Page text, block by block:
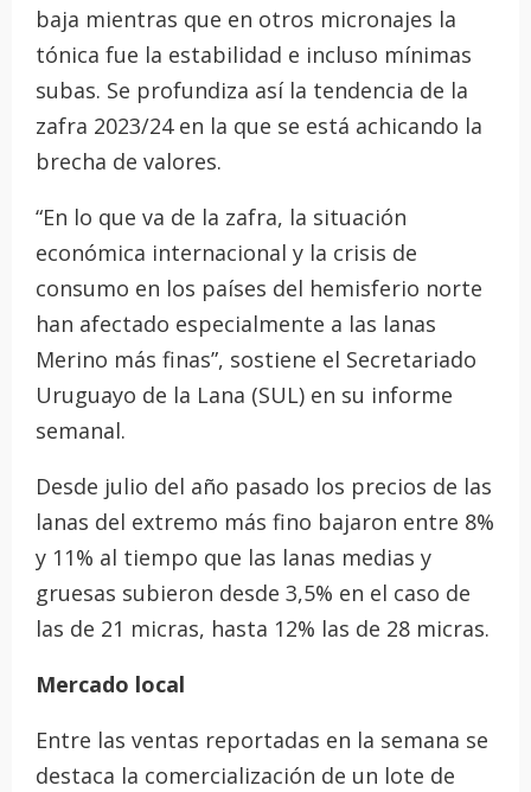
baja mientras que en otros micronajes la
tónica fue la estabilidad e incluso mínimas
subas. Se profundiza así la tendencia de la
zafra 2023/24 en la que se está achicando la
brecha de valores.
“En lo que va de la zafra, la situación
económica internacional y la crisis de
consumo en los países del hemisferio norte
han afectado especialmente a las lanas
Merino más finas”, sostiene el Secretariado
Uruguayo de la Lana (SUL) en su informe
semanal.
Desde julio del año pasado los precios de las
lanas del extremo más fino bajaron entre 8%
y 11% al tiempo que las lanas medias y
gruesas subieron desde 3,5% en el caso de
las de 21 micras, hasta 12% las de 28 micras.
Mercado local
Entre las ventas reportadas en la semana se
destaca la comercialización de un lote de